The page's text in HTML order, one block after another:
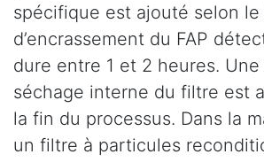
spécifique est ajouté selon le
d’encrassement du FAP
dure entre 1 et 2 heures.
séchage interne du filtre est
la fin du processus. Dans la
un filtre à particules